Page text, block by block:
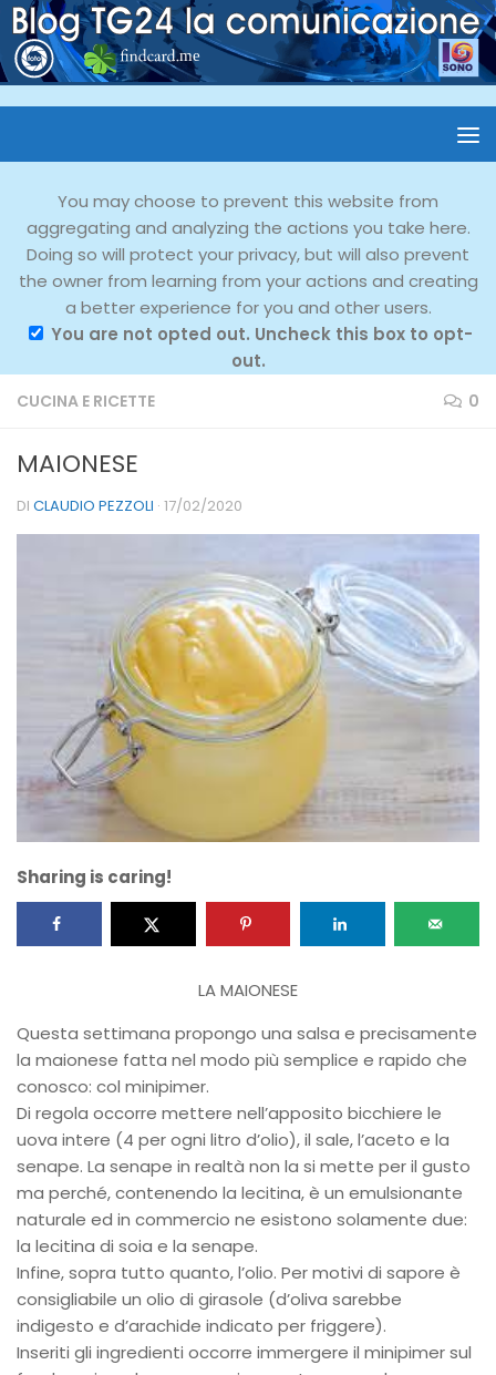
You may choose to prevent this website from
aggregating and analyzing the actions you take here.
Doing so will protect your privacy, but will also prevent
the owner from learning from your actions and creating
a better experience for you and other users.
You are not opted out. Uncheck this box to opt-
out.
CUCINA E RICETTE 0
MAIONESE
DI CLAUDIO PEZZOLI · 17/02/2020
Sharing is caring!
LA MAIONESE
Questa settimana propongo una salsa e precisamente
la maionese fatta nel modo più semplice e rapido che
conosco: col minipimer.
Di regola occorre mettere nell’apposito bicchiere le
uova intere (4 per ogni litro d’olio), il sale, l’aceto e la
senape. La senape in realtà non la si mette per il gusto
ma perché, contenendo la lecitina, è un emulsionante
naturale ed in commercio ne esistono solamente due:
la lecitina di soia e la senape.
Infine, sopra tutto quanto, l’olio. Per motivi di sapore è
consigliabile un olio di girasole (d’oliva sarebbe
indigesto e d’arachide indicato per friggere).
Inseriti gli ingredienti occorre immergere il minipimer sul